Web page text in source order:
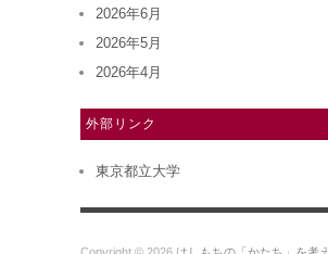
2026年6月
2026年5月
2026年4月
外部リンク
東京都立大学